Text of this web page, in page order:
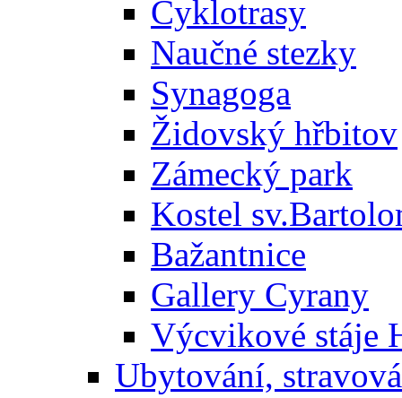
Cyklotrasy
Naučné stezky
Synagoga
Židovský hřbitov
Zámecký park
Kostel
Bažantnice
Gallery Cyrany
Výcvikové stáje
Ubytování,